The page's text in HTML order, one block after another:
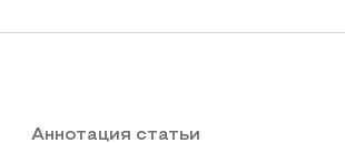
Аннотация статьи